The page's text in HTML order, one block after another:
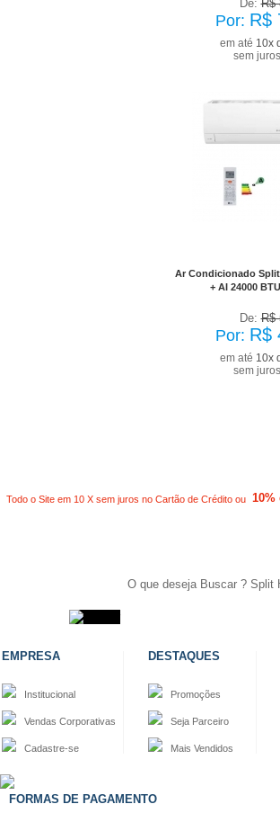
De:R$
Por: R$
em até 10x
sem
Ar Condicionado
+ AI 24000
De:R$
Por: R$
em até 10x
sem
Todo o Site em 10 X sem juros no Cartão de Crédito ou 10%
EMPRESA
Institucional
Vendas Corporativas
Cadastre-se
DESTAQUES
Promoções
Seja Parceiro
Mais Vendidos
FORMAS DE PAGAMENTO